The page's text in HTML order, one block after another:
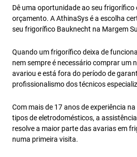
Dê uma oportunidade ao seu frigorífico
orçamento. A AthinaSys é a escolha
seu frigorífico Bauknecht na Margem
Quando um frigorífico deixa de
nem sempre é necessário comprar um
avariou e está fora do período de
profissionalismo dos técnicos
Com mais de 17 anos de experiência
tipos de eletrodomésticos, a
resolve a maior parte das avarias em
numa primeira visita.